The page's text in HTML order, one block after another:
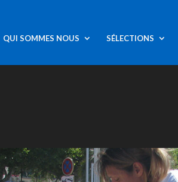
QUI SOMMES NOUS SÉLECTIONS